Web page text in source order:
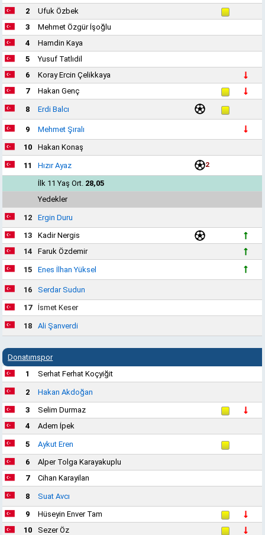
2
Ufuk Özbek
3
Mehmet Özgür İşoğlu
4
Hamdin Kaya
5
Yusuf Tatlıdil
6
Koray Ercin Çelikkaya
7
Hakan Genç
8 Erdi Balcı
9
Mehmet Şıralı
10
Hakan Konaş
11 Hızır Ayaz 2
İlk 11 Yaş Ort. 28,05
Yedekler
12
Ergin Duru
13
Kadir Nergis
14
Faruk Özdemir
15 Enes İlhan Yüksel
16
Serdar Sudun
17
İsmet Keser
18 Ali Şanverdi
Donatımspor
1
Serhat Ferhat Koçyiğit
2
Hakan Akdoğan
3
Selim Durmaz
4
Adem İpek
5
Aykut Eren
6
Alper Tolga Karayakuplu
7
Cihan Karayilan
8
Suat Avcı
9
Hüseyin Enver Tam
10
Sezer Öz